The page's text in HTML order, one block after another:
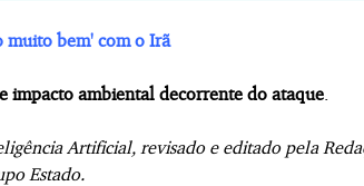
muito bem' com o Irã
impacto ambiental decorrente do ataque.
Artificial, revisado e editado pela
Estado.